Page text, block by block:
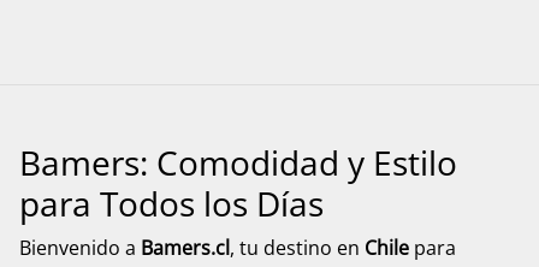
Bamers: Comodidad y Estilo
para Todos los Días
Bienvenido a Bamers.cl, tu destino en Chile para